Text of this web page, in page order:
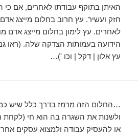
האיתן בתוקף עבודתו לאחרים, אם כי
חזק ועשיר. עץ חרוב בחלום מייצג
לאחרים. עץ לימון בחלום מייצג אדם
הידועה בעמותות הצדקה שלה. (ראו
עץ אלון | דקל | וכו ')…
…החלום הזה מרמז בדרך כלל שיש
ולשנות את השגרה בה הוא חי (לקחת
או להעסיק עבודה ולמצוא עסקים